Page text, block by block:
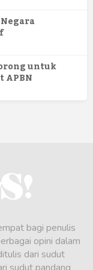
untuk
bagi penulis
opini dalam
dari sudut